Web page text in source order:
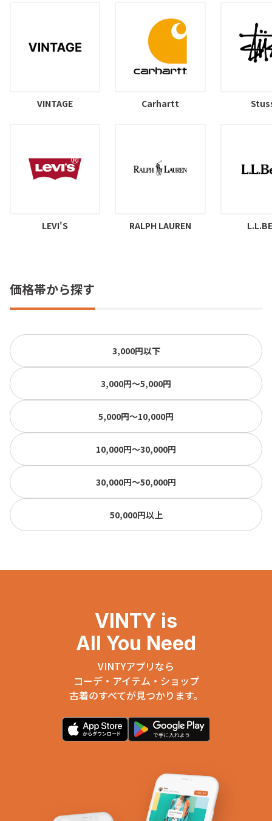
VINTAGE Carhartt
LEVI'S RALPH LAUREN
価格帯から探す
3,000円以下
3,000円〜5,000円
5,000円〜10,000円
10,000円〜30,000円
30,000円〜50,000円
50,000円以上
VINTY is
All You Need
VINTYアプリなら
コーデ・アイテム・ショップ
古着のすべてが見つかります。